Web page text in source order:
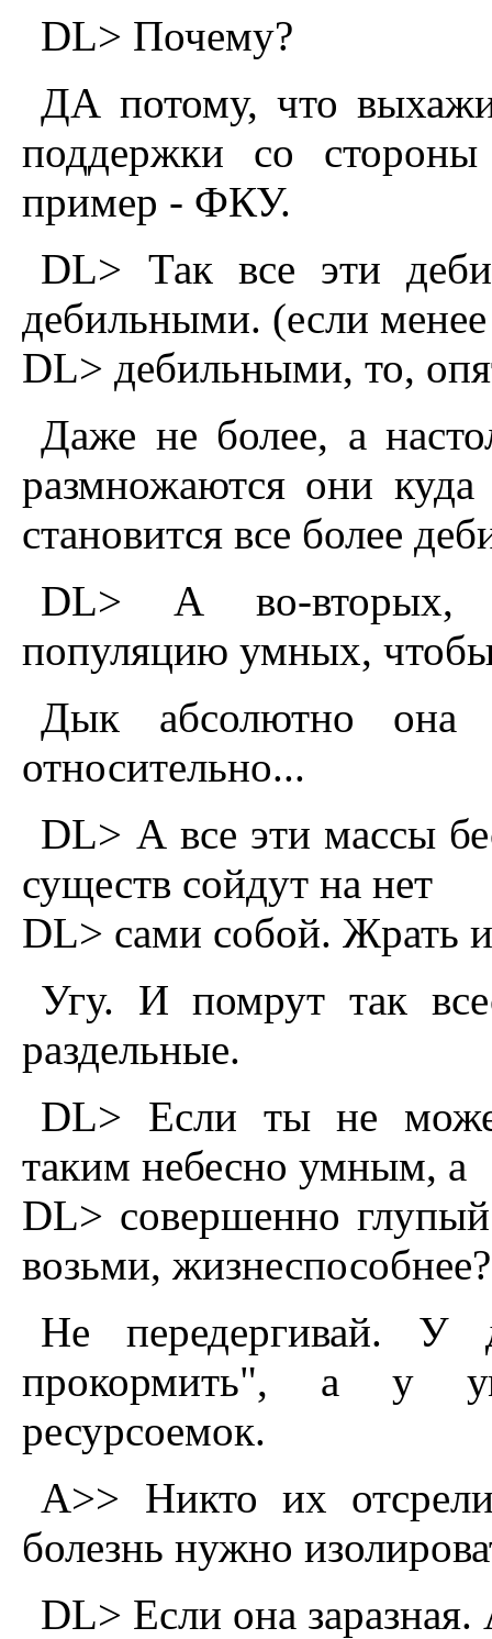
DL> Почему?
ДА потому, что
поддержки со
пример - ФКУ.
DL> Так все эти
дебильными. (если менее
DL> дебильными, то,
Даже не более, а
размножаются они
становится все более
DL> А во-вторых,
популяцию умных,
Дык абсолютно
относительно...
DL> А все эти массы
существ сойдут на нет
DL> сами собой. Жрать
Угу. И помрут так
раздельные.
DL> Если ты не
таким небесно умным, а
DL> совершенно
возьми, жизнеспособнее?
Hе передергивай.
прокормить", а у
ресурсоемок.
A>> Hикто их
болезнь нужно
DL> Если она